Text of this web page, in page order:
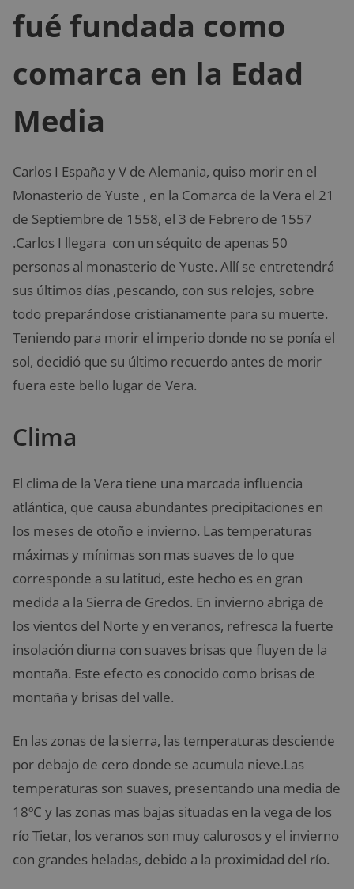
fué fundada como
comarca en la Edad
Media
Carlos I España y V de Alemania, quiso morir en el
Monasterio de Yuste , en la Comarca de la Vera el 21
de Septiembre de 1558, el 3 de Febrero de 1557
.Carlos I llegara con un séquito de apenas 50
personas al monasterio de Yuste. Allí se entretendrá
sus últimos días ,pescando, con sus relojes, sobre
todo preparándose cristianamente para su muerte.
Teniendo para morir el imperio donde no se ponía el
sol, decidió que su último recuerdo antes de morir
fuera este bello lugar de Vera.
Clima
El clima de la Vera tiene una marcada influencia
atlántica, que causa abundantes precipitaciones en
los meses de otoño e invierno. Las temperaturas
máximas y mínimas son mas suaves de lo que
corresponde a su latitud, este hecho es en gran
medida a la Sierra de Gredos. En invierno abriga de
los vientos del Norte y en veranos, refresca la fuerte
insolación diurna con suaves brisas que fluyen de la
montaña. Este efecto es conocido como brisas de
montaña y brisas del valle.
En las zonas de la sierra, las temperaturas desciende
por debajo de cero donde se acumula nieve.Las
temperaturas son suaves, presentando una media de
18ºC y las zonas mas bajas situadas en la vega de los
río Tietar, los veranos son muy calurosos y el invierno
con grandes heladas, debido a la proximidad del río.